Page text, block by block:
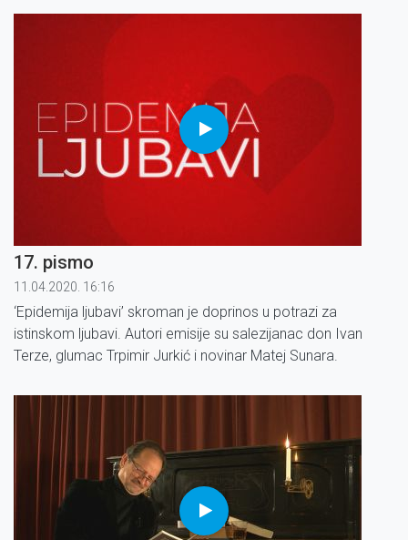
17. pismo
11.04.2020. 16:16
‘Epidemija ljubavi’ skroman je doprinos u potrazi za
istinskom ljubavi. Autori emisije su salezijanac don Ivan
Terze, glumac Trpimir Jurkić i novinar Matej Sunara.